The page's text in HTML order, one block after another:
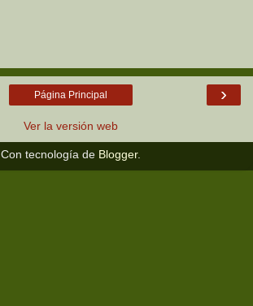
›
Página Principal
Ver la versión web
Con tecnología de Blogger.